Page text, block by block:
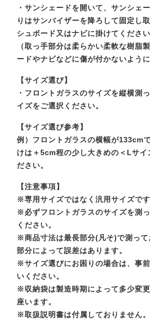
・サンシェードを開いて、サンシェ
りはサンバイザーを降ろして固定し
シュボード又はナビに掛けてください
（取っ手部分は柔らかい柔軟な樹脂
ードやナビなどに傷が付かないように
【サイズ選び】
・フロントガラスのサイズを縦横測
イズをご選択ください。
【サイズ選び参考】
例）フロントガラスの横幅が133cm
けは＋5cm程の少し大きめの＜Lサイ
ださい。
【注意事項】
※専用サイズではなく汎用サイズです
※必ずフロントガラスのサイズを測
ください。
※商品寸法は最長部分(凡そ)で測って
部分によって誤差はあります。
※サイズ選びにお困りの場合は、事
いください。
※収納袋は製造時期によって多少変
座います。
※取扱説明書は付属しておりません。